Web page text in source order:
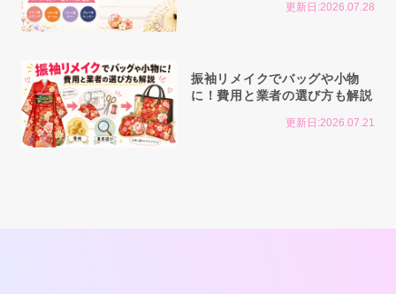
更新日:2026.07.28
振袖リメイクでバッグや小物
に！費用と業者の選び方も解説
更新日:2026.07.21